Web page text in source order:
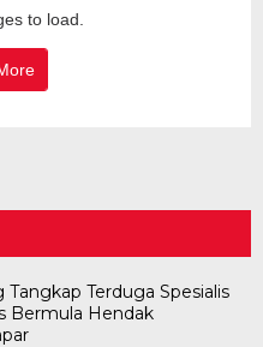
to load.
Terduga Spesialis
Bermula Hendak